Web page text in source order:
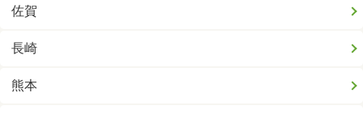
佐賀
長崎
熊本